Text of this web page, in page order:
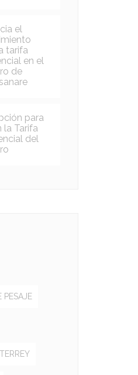
el
tarifa
en el
de
para
la Tarifa
del
PESAJE